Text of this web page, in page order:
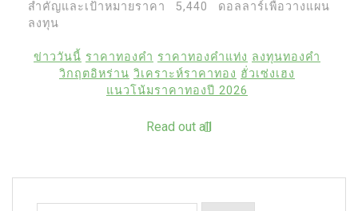
สำคัญและเป้าหมายราคา 5,440 ดอลลาร์เพื่อวางแผน
ลงทุน
ข่าววันนี้ ราคาทองคำ ราคาทองคำแท่ง ลงทุนทองคำ
วิกฤตอิหร่าน วิเคราะห์ราคาทอง ฮั่วเซ่งเฮง
แนวโน้มราคาทองปี 2026
Read out all
Search